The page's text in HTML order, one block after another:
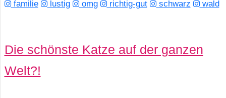
familie lustig omg richtig-gut schwarz wald
Die schönste Katze auf der ganzen
Welt?!